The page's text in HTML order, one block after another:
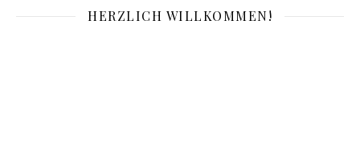
HERZLICH WILLKOMMEN!